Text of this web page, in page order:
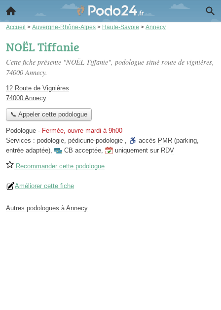
Accueil > Auvergne-Rhône-Alpes > Haute-Savoie > Annecy
NOËL Tiffanie
Cette fiche présente "NOËL Tiffanie", podologue situé route de vignières,
74000 Annecy.
12 Route de Vignières
74000 Annecy
📞 Appeler cette podologue
Podologue - Fermée, ouvre mardi à 9h00
Services : podologie, pédicurie-podologie , accès PMR (parking,
entrée adaptée), CB acceptée, uniquement sur RDV
Recommander cette podologue
Améliorer cette fiche
Autres podologues à Annecy